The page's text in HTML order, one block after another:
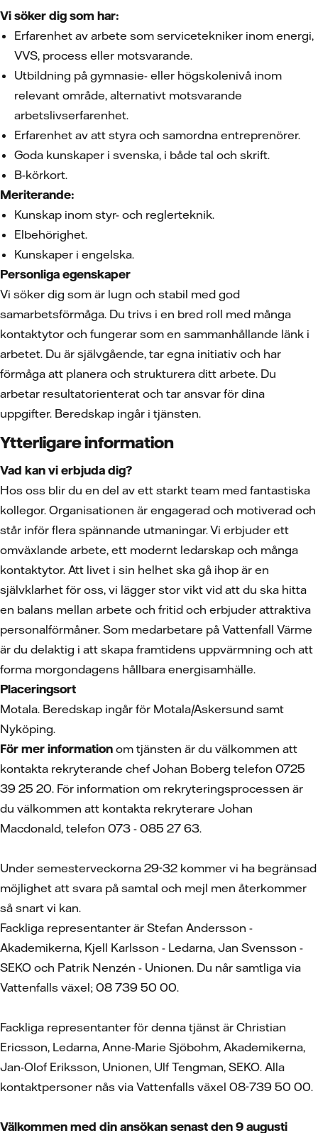
Vi söker dig som har:
Erfarenhet av arbete som servicetekniker inom energi,
VVS, process eller motsvarande.
Utbildning på gymnasie- eller högskolenivå inom
relevant område, alternativt motsvarande
arbetslivserfarenhet.
Erfarenhet av att styra och samordna entreprenörer.
Goda kunskaper i svenska, i både tal och skrift.
B-körkort.
Meriterande:
Kunskap inom styr- och reglerteknik.
Elbehörighet.
Kunskaper i engelska.
Personliga egenskaper
Vi söker dig som är lugn och stabil med god
samarbetsförmåga. Du trivs i en bred roll med många
kontaktytor och fungerar som en sammanhållande länk i
arbetet. Du är självgående, tar egna initiativ och har
förmåga att planera och strukturera ditt arbete. Du
arbetar resultatorienterat och tar ansvar för dina
uppgifter. Beredskap ingår i tjänsten.
Ytterligare information
Vad kan vi erbjuda dig?
Hos oss blir du en del av ett starkt team med fantastiska
kollegor. Organisationen är engagerad och motiverad och
står inför flera spännande utmaningar. Vi erbjuder ett
omväxlande arbete, ett modernt ledarskap och många
kontaktytor. Att livet i sin helhet ska gå ihop är en
självklarhet för oss, vi lägger stor vikt vid att du ska hitta
en balans mellan arbete och fritid och erbjuder attraktiva
personalförmåner. Som medarbetare på Vattenfall Värme
är du delaktig i att skapa framtidens uppvärmning och att
forma morgondagens hållbara energisamhälle.
Placeringsort
Motala. Beredskap ingår för Motala/Askersund samt
Nyköping.
För mer information om tjänsten är du välkommen att
kontakta rekryterande chef Johan Boberg telefon 0725
39 25 20. För information om rekryteringsprocessen är
du välkommen att kontakta rekryterare Johan
Macdonald, telefon 073 - 085 27 63.
Under semesterveckorna 29-32 kommer vi ha begränsad
möjlighet att svara på samtal och mejl men återkommer
så snart vi kan.
Fackliga representanter är Stefan Andersson -
Akademikerna, Kjell Karlsson - Ledarna, Jan Svensson -
SEKO och Patrik Nenzén - Unionen. Du når samtliga via
Vattenfalls växel; 08 739 50 00.
Fackliga representanter för denna tjänst är Christian
Ericsson, Ledarna, Anne-Marie Sjöbohm, Akademikerna,
Jan-Olof Eriksson, Unionen, Ulf Tengman, SEKO. Alla
kontaktpersoner nås via Vattenfalls växel 08-739 50 00.
Välkommen med din ansökan senast den 9 augusti